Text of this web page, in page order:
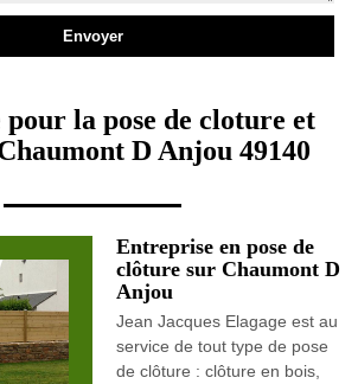
la pose de cloture et
D Anjou 49140
Entreprise en pose de
clôture sur Chaumont D
Anjou
Jean Jacques Elagage est au
service de tout type de pose
de clôture : clôture en bois,